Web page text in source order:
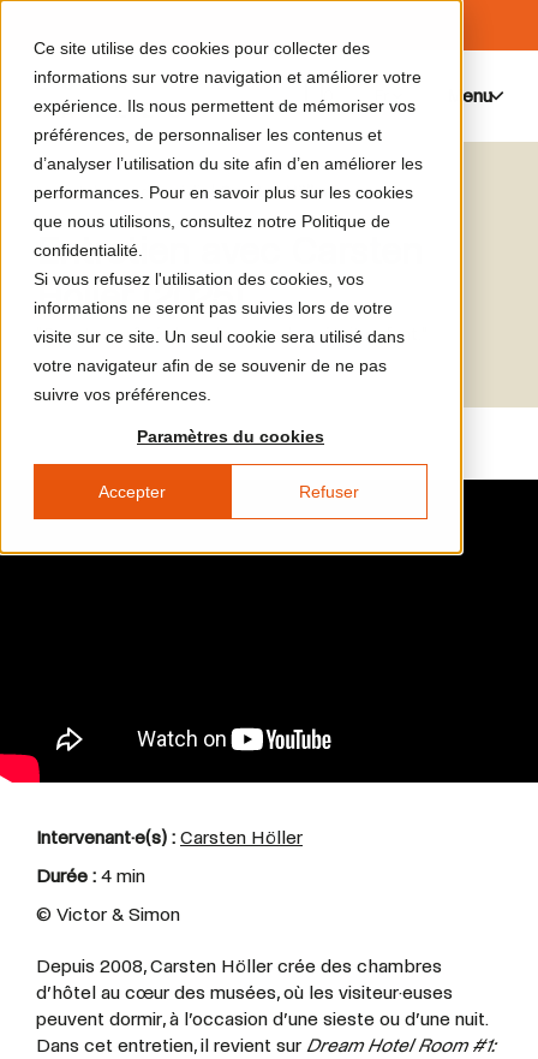
Ce site utilise des cookies pour collecter des
informations sur votre navigation et améliorer votre
expérience. Ils nous permettent de mémoriser vos
préférences, de personnaliser les contenus et
d’analyser l’utilisation du site afin d’en améliorer les
performances. Pour en savoir plus sur les cookies
que nous utilisons, consultez notre Politique de
confidentialité.
Si vous refusez l'utilisation des cookies, vos
informations ne seront pas suivies lors de votre
visite sur ce site. Un seul cookie sera utilisé dans
votre navigateur afin de se souvenir de ne pas
suivre vos préférences.
Paramètres du cookies
Accepter Refuser
Menu
Le catalogue de médiasCarsten Höller
Entretien avec Carsten
Höller (2025)
"On a tous rêvé de voler quand on était enfant."
Intervenant·e(s) : Carsten Höller
Durée : 4 min
© Victor & Simon
Depuis 2008, Carsten Höller crée des chambres
d’hôtel au cœur des musées, où les visiteur·euses
peuvent dormir, à l’occasion d’une sieste ou d’une nuit.
Dans cet entretien, il revient sur Dream Hotel Room #1: